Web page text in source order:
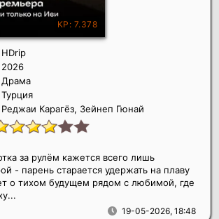
HDrip
2026
Драма
Турция
Реджаи Карагёз, Зейнеп Гюнай
19-05-2026, 18:48
за рулём кажется всего лишь
- парень старается удержать на плаву
о тихом будущем рядом с любимой, где